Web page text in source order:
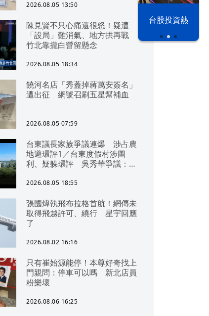
之下
台股投資熱
2026.08.05 13:50
陳見賢不只心痛還很怒！疑遭
「設局」難消氣、地方拱再戰
竹北靠攏白營留懸念
2026.08.05 18:34
饒河名店「秀蓋掉蔣萬安簽名」
遭出征 網號召刷五星幫補血
2026.08.05 07:59
台東議長家族爭議連爆 涉占農
地避環評1／台東度假村涉圖
利、疑躲環評 吳秀華爭議：概
2026.08.05 18:55
張國煒執飛布拉格首航！網傳未
取得飛越許可、繞行 星宇回應
了
2026.08.02 16:16
只有崔始源能停！本尊好奇找上
門親問：停車可以嗎 新北店員
粉樂壞
2026.08.06 16:25